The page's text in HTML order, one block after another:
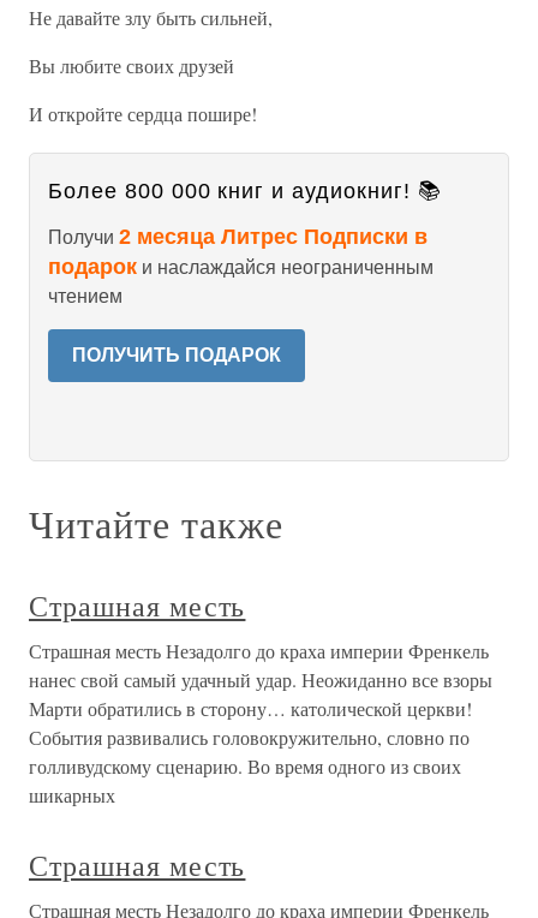
Не давайте злу быть сильней,
Вы любите своих друзей
И откройте сердца пошире!
Более 800 000 книг и аудиокниг! 📚
Получи 2 месяца Литрес Подписки в
подарок и наслаждайся неограниченным
чтением
ПОЛУЧИТЬ ПОДАРОК
Читайте также
Страшная месть
Страшная месть Незадолго до краха империи Френкель
нанес свой самый удачный удар. Неожиданно все взоры
Марти обратились в сторону… католической церкви!
События развивались головокружительно, словно по
голливудскому сценарию. Во время одного из своих
шикарных
Страшная месть
Страшная месть Незадолго до краха империи Френкель